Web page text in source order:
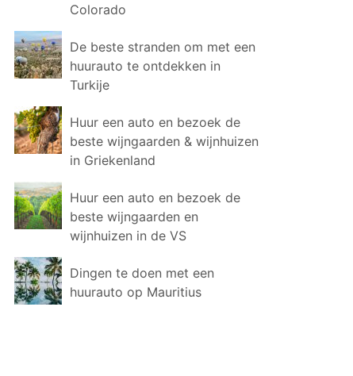
Colorado
De beste stranden om met een
huurauto te ontdekken in
Turkije
Huur een auto en bezoek de
beste wijngaarden & wijnhuizen
in Griekenland
Huur een auto en bezoek de
beste wijngaarden en
wijnhuizen in de VS
Dingen te doen met een
huurauto op Mauritius